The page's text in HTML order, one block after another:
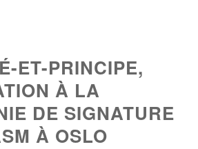
ET-PRINCIPE,
À LA
DE SIGNATURE
À OSLO